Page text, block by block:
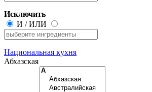
Исключить
И /ИЛИ
Национальная кухня
Абхазская